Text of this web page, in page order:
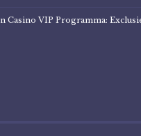
Casino VIP Programma: